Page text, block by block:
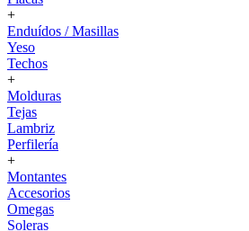
+
Enduídos / Masillas
Yeso
Techos
+
Molduras
Tejas
Lambriz
Perfilería
+
Montantes
Accesorios
Omegas
Soleras